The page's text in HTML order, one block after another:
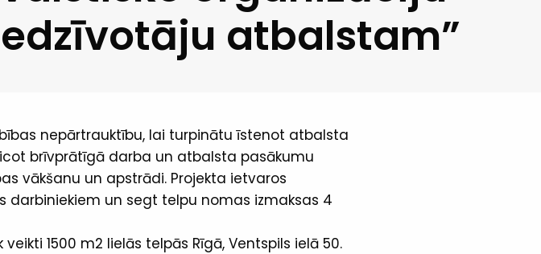
atbalstam”
nepārtrauktību, lai turpinātu īstenot atbalsta
brīvprātīgā darba un atbalsta pasākumu
vākšanu un apstrādi. Projekta ietvaros
un segt telpu nomas izmaksas 4
1500 m2 lielās telpās Rīgā, Ventspils ielā 50.